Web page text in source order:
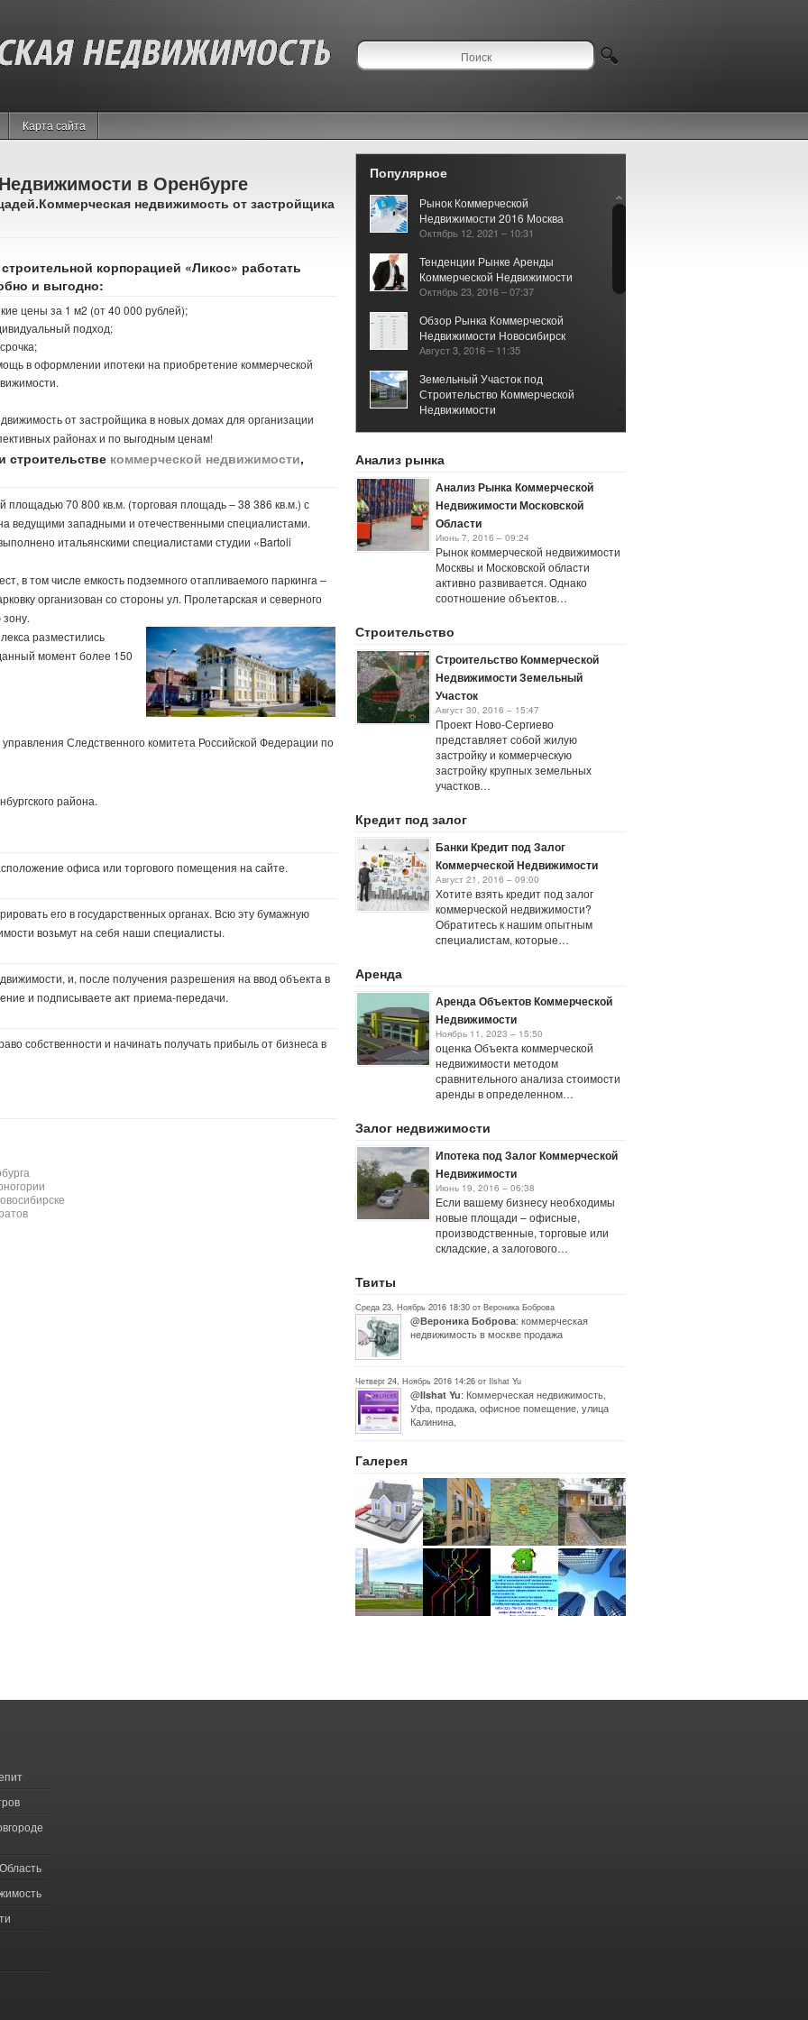
Карта сайта
в Оренбурге
недвижимость от застройщика
корпорацией «Ликос» работать
и выгодно:
цены за 1 м2 (от 40 000 рублей);
подход;
в оформлении ипотеки на приобретение коммерческой
от застройщика в новых домах для организации
районах и по выгодным ценам!
строительстве коммерческой недвижимости,
70 800 кв.м. (торговая площадь – 38 386 кв.м.) с
ведущими западными и отечественными специалистами.
итальянскими специалистами студии «Bartoli
в том числе емкость подземного отапливаемого паркинга –
организован со стороны ул. Пролетарская и северного
разместились
момент более 150
Следственного комитета Российской Федерации по
района.
офиса или торгового помещения на сайте.
его в государственных органах. Всю эту бумажную
возьмут на себя наши специалисты.
и, после получения разрешения на ввод объекта в
и подписываете акт приема-передачи.
собственности и начинать получать прибыль от бизнеса в
Популярное
Рынок Коммерческой
Недвижимости 2016 Москва
Октябрь 12, 2021 – 10:31
Тенденции Рынке Аренды
Коммерческой Недвижимости
Октябрь 23, 2016 – 07:37
Обзор Рынка Коммерческой
Недвижимости Новосибирск
Август 3, 2016 – 11:35
Земельный Участок под
Строительство Коммерческой
Недвижимости
Коммерческой Недвижимости
Апрель 11, 2016 – 09:37
Анализ рынка
Анализ Рынка Коммерческой
Недвижимости Московской
Области
Июнь 7, 2016 – 09:24
Рынок коммерческой недвижимости
Москвы и Московской области
активно развивается. Однако
соотношение объектов…
Строительство
Строительство Коммерческой
Недвижимости Земельный
Участок
Август 30, 2016 – 15:47
Проект Ново-Сергиево
представляет собой жилую
застройку и коммерческую
застройку крупных земельных
участков…
Кредит под залог
Банки Кредит под Залог
Коммерческой Недвижимости
Август 21, 2016 – 09:00
Хотите взять кредит под залог
коммерческой недвижимости?
Обратитесь к нашим опытным
специалистам, которые…
Аренда
Аренда Объектов Коммерческой
Недвижимости
Ноябрь 11, 2023 – 15:50
оценка Объекта коммерческой
недвижимости методом
сравнительного анализа стоимости
аренды в определенном…
Залог недвижимости
Ипотека под Залог Коммерческой
Недвижимости
Июнь 19, 2016 – 06:38
Если вашему бизнесу необходимы
новые площади – офисные,
производственные, торговые или
складские, а залогового…
Твиты
Среда 23, Ноябрь 2016 18:30 от Вероника Боброва
@Вероника Боброва: коммерческая
недвижимость в москве продажа
Четверг 24, Ноябрь 2016 14:26 от Ilshat Yu
@Ilshat Yu: Коммерческая недвижимость,
Уфа, продажа, офисное помещение, улица
Калинина,
Галерея